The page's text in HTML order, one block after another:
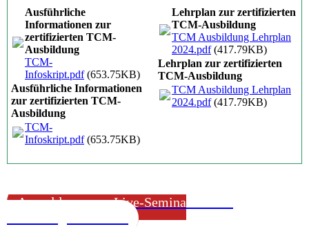
Ausführliche
Informationen zur
zertifizierten TCM-
Ausbildung
TCM-
Infoskript.pdf(653.75KB)
Ausführliche Informationen
zur zertifizierten TCM-
Ausbildung
TCM-
Infoskript.pdf(653.75KB)
Lehrplan zur zertifizierten
TCM-Ausbildung
TCM Ausbildung Lehrplan
2024.pdf(417.79KB)
Lehrplan zur zertifizierten
TCM-Ausbildung
TCM Ausbildung Lehrplan
2024.pdf(417.79KB)
Anmeldung zum Live-Seminar: TCM-